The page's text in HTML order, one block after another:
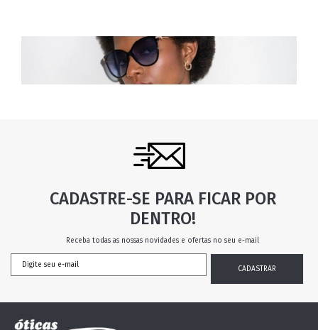
CADASTRE-SE PARA FICAR POR
DENTRO!
Receba todas as nossas novidades e ofertas no seu e-mail